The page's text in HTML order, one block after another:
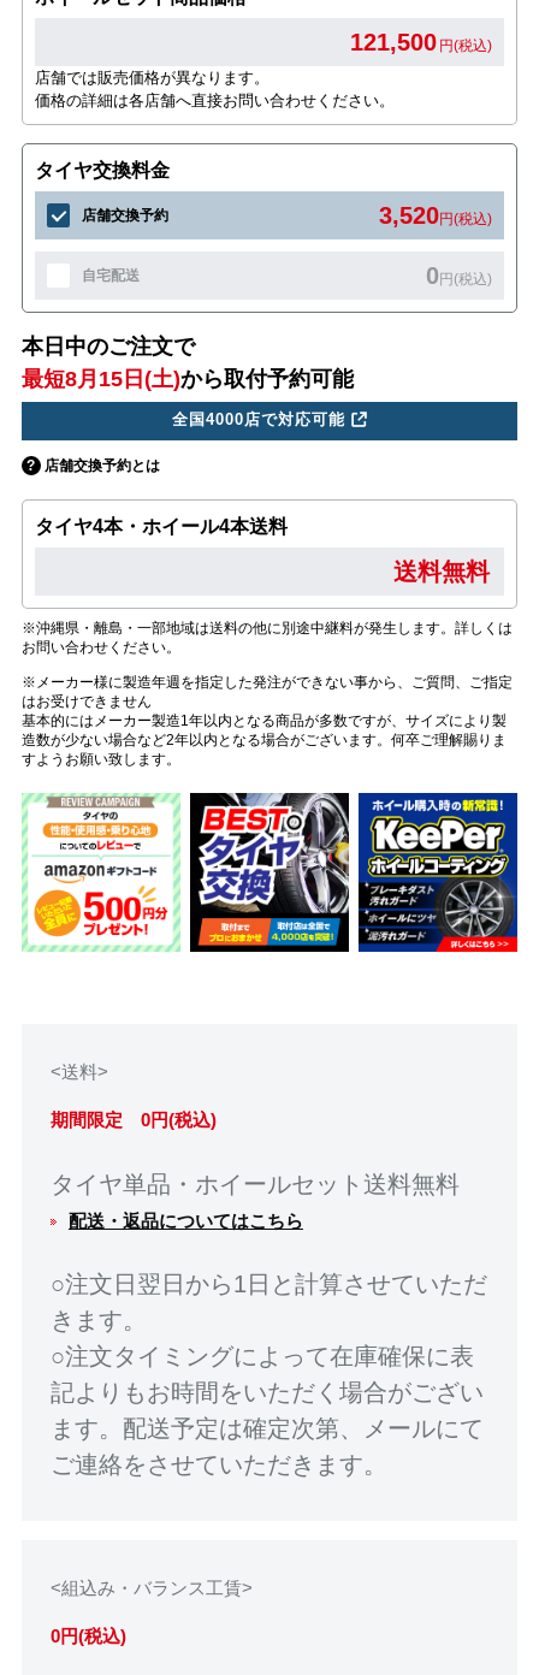
121,500 円(税込)
店舗では販売価格が異なります。
価格の詳細は各店舗へ直接お問い合わせください。
タイヤ交換料金
店舗交換予約 3,520円(税込)
自宅配送 0円(税込)
本日中のご注文で
最短8月15日(土)から取付予約可能
全国4000店で対応可能
店舗交換予約とは
タイヤ4本・ホイール4本送料
送料無料
※沖縄県・離島・一部地域は送料の他に別途中継料が発生します。詳しくは
お問い合わせください。
※メーカー様に製造年週を指定した発注ができない事から、ご質問、ご指定
はお受けできません
基本的にはメーカー製造1年以内となる商品が多数ですが、サイズにより製
造数が少ない場合など2年以内となる場合がございます。何卒ご理解賜りま
すようお願い致します。
<送料>
期間限定 0円(税込)
タイヤ単品・ホイールセット送料無料
配送・返品についてはこちら
○注文日翌日から1日と計算させていただ
きます。
○注文タイミングによって在庫確保に表
記よりもお時間をいただく場合がござい
ます。配送予定は確定次第、メールにて
ご連絡をさせていただきます。
<組込み・バランス工賃>
0円(税込)